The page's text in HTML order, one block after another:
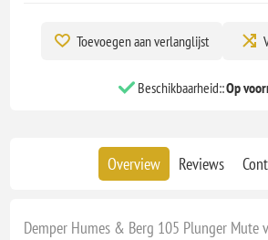
Toevoegen aan verlanglijst
Beschikbaarheid::Op
Overview Reviews
Demper Humes & Berg 105 Plunger Mute